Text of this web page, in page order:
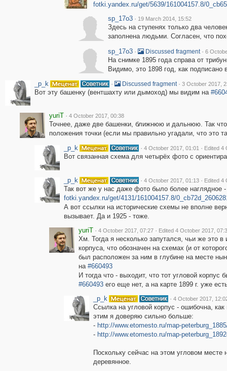
fotki.yandex.ru/get/5639/161004157.8/
sp_17o3 · 19 March 2014, 15:52
Здесь на ступенях только два
заполнена людьми. Согласен, что
sp_17o3 · Discussed fragment · 6
На снимке 1895 года справа от
Видимо, это 1898 год, как подписано
_p_k
· Discussed fragment · 3 October 2017,
Вот эту башенку (вентшахту или дымоход) мы видим на
yuriT · 4 October 2017, 00:38
Точнее, даже две башенки, ближнюю и дальнюю. Так
положения точки (если мы правильно угадали, что это
_p_k
· 4 October 2017, 01:01 · Edited 4
Вот связанная схема для четырёх фото с
_p_k · 4 October 2017, 01:13 · Edited 4
Так вот же у нас даже фото было более наглядное
fotki.yandex.ru/get/4131/161004157.8/
А вот ссылки на исторические схемы не вполне
вызывает. Да и 1925 - тоже.
yuriT · 4 October 2017, 07:27 · Edited 4 October 2017,
Хм. Тогда я несколько запутался, чьи же это в
корпуса, что обозначен на схемах (и от
был расположен за ним в глубине на месте
на #660493
И тогда что - выходит, что тот угловой
#660493его еще нет, а на карте 1899 г. уже
_p_k
· 4 October 2017,
Ссылка на угловой корпус - ошибочна,
этим я доверяю сильно больше:
- http://www.etomesto.ru/map-
- http://www.etomesto.ru/map-
Поскольку сейчас на этом угловом
деревянное.